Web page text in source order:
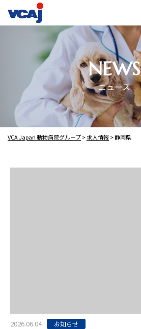
NEWS
ニュース
VCA Japan 動物病院グループ>求人情報>静岡県
2026.06.04 お知らせ